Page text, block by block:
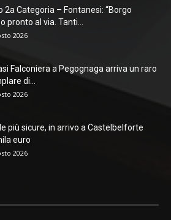
2a Categoria – Fontanesi: “Borgo
pronto al via. Tanti...
2026
Falconiera a Pegognaga arriva un raro
di...
2026
più sicure, in arrivo a Castelbelforte
euro
2026